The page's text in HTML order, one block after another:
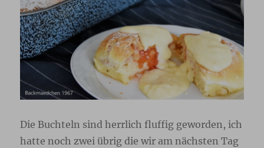
Die Buchteln sind herrlich fluffig geworden, ich
hatte noch zwei übrig die wir am nächsten Tag